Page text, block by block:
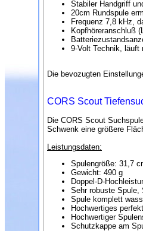
Stabiler Handgriff
20cm Rundspule
Frequenz 7,8 kHz,
Kopfhöreranschluß
9-Volt Technik, läuft
Die bevozugten
CORS Scout
Die CORS Scout
Schwenk eine größere
Leistungsdaten:
Spulengröße: 31,7
Gewicht: 490 g
Doppel-D-
Sehr robuste Spule,
Spule komplett
Hochwertiges
Hochwertiger
Schutzkappe am